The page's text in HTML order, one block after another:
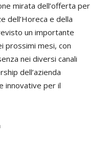
mirata dell’offerta per
dell’Horeca e della
un importante
prossimi mesi, con
nei diversi canali
dell’azienda
innovative per il